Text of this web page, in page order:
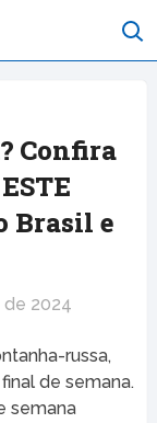
Confira
Brasil e
2024
russa,
de semana.
semana